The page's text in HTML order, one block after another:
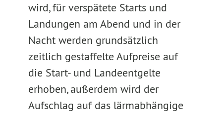
wird, für verspätete Starts und
Landungen am Abend und in der
Nacht werden grundsätzlich
zeitlich gestaffelte Aufpreise auf
die Start- und Landeentgelte
erhoben, außerdem wird der
Aufschlag auf das lärmabhängige